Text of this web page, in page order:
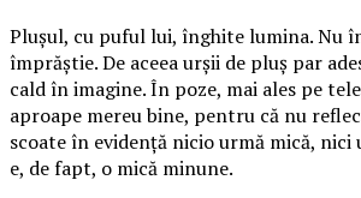
Plușul, cu puful lui, înghite lumina. Nu
împrăștie. De aceea urșii de pluș par
cald în imagine. În poze, mai ales pe
aproape mereu bine, pentru că nu
scoate în evidență nicio urmă mică,
e, de fapt, o mică minune.